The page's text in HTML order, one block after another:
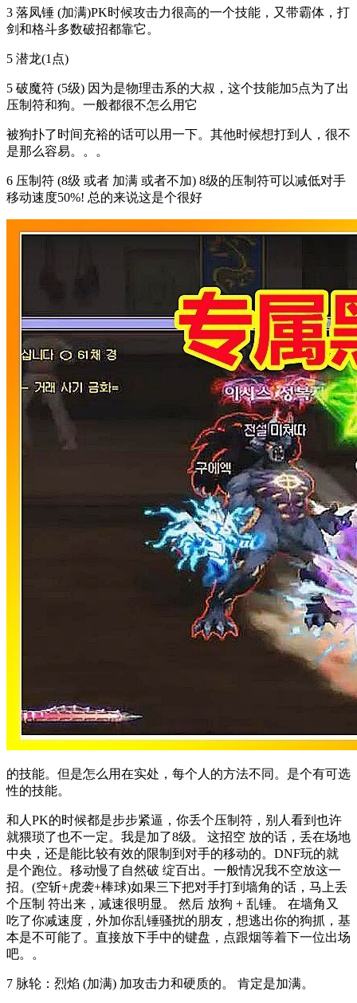
3 落凤锤 (加满)PK时候攻击力很高的一个技能，又带霸体，打
剑和格斗多数破招都靠它。
5 潜龙(1点)
5 破魔符 (5级) 因为是物理击系的大叔，这个技能加5点为了出
压制符和狗。一般都很不怎么用它
被狗扑了时间充裕的话可以用一下。其他时候想打到人，很不
是那么容易。。。
6 压制符 (8级 或者 加满 或者不加) 8级的压制符可以减低对手
移动速度50%! 总的来说这是个很好
的技能。但是怎么用在实处，每个人的方法不同。是个有可选
性的技能。
和人PK的时候都是步步紧逼，你丢个压制符，别人看到也许
就猥琐了也不一定。我是加了8级。 这招空 放的话，丢在场地
中央，还是能比较有效的限制到对手的移动的。DNF玩的就
是个跑位。移动慢了自然破 绽百出。一般情况我不空放这一
招。(空斩+虎袭+棒球)如果三下把对手打到墙角的话，马上丢
个压制 符出来，减速很明显。 然后 放狗 + 乱锤。 在墙角又
吃了你减速度，外加你乱锤骚扰的朋友，想逃出你的狗抓，基
本是不可能了。直接放下手中的键盘，点跟烟等着下一位出场
吧。。
7 脉轮：烈焰 (加满) 加攻击力和硬质的。 肯定是加满。